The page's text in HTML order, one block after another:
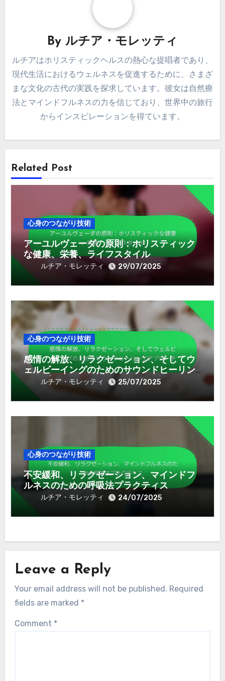
By ルチア・モレッティ
ルチアはホリスティックヘルスの熱心な提唱者であり、
現代生活におけるウェルネスを促進するために、さまざ
まな文化の古代の実践を探求しています。彼女は自然療
法とマインドフルネスの力を信じており、世界中の旅行
からインスピレーションを得ています。
Related Post
心身のつながり技術
アーユルヴェーダの原則：ホリスティック
な健康、栄養、ライフスタイル
ルチア・モレッティ 29/07/2025
心身のつながり技術
感情の解放、リラクゼーション、そしてウ
ェルビーイングのためのサウンドヒーリン
グアプローチ
ルチア・モレッティ 25/07/2025
心身のつながり技術
不安緩和、リラクゼーション、マインドフ
ルネスのための呼吸法プラクティス
ルチア・モレッティ 24/07/2025
Leave a Reply
Your email address will not be published. Required
fields are marked *
Comment *